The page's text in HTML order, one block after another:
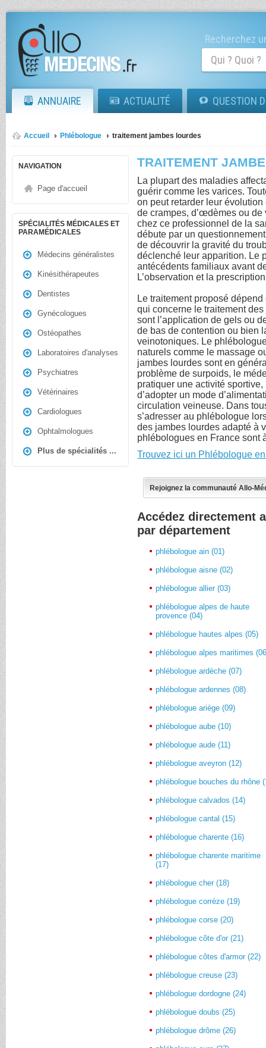
Recherchez
ANNUAIRE ACTUALITÉ QUESTION
Accueil Phlébologue traitement jambes lourdes
NAVIGATION
Page d'accueil
SPÉCIALITÉS MÉDICALES ET
PARAMÉDICALES
Médecins généralistes
Kinésithérapeutes
Dentistes
Gynécologues
Ostéopathes
Laboratoires d'analyses
Psychiatres
Vétérinaires
Cardiologues
Ophtalmologues
Plus de spécialités ...
TRAITEMENT
La plupart des maladies
guérir comme les varices.
on peut retarder leur
de crampes, d’œdèmes ou
chez ce professionnel de la
débute par un
de découvrir la gravité du
déclenché leur apparition. Le
antécédents familiaux avant
L’observation et la
Le traitement proposé
qui concerne le traitement
sont l’application de gels ou
de bas de contention ou bien
veinotoniques. Le
naturels comme le massage
jambes lourdes sont en
problème de surpoids, le
pratiquer une activité
d’adopter un mode
circulation veineuse. Dans
s’adresser au phlébologue
des jambes lourdes adapté à
phlébologues en France sont
Trouvez ici un Phlébologue
Rejoignez la communauté Allo-
Accédez directement
par département
phlébologue ain (01)
phlébologue aisne (02)
phlébologue allier (03)
phlébologue alpes de haute
provence (04)
phlébologue hautes alpes (05)
phlébologue alpes maritimes
phlébologue ardèche (07)
phlébologue ardennes (08)
phlébologue ariège (09)
phlébologue aube (10)
phlébologue aude (11)
phlébologue aveyron (12)
phlébologue bouches du rhône
phlébologue calvados (14)
phlébologue cantal (15)
phlébologue charente (16)
phlébologue charente maritime
(17)
phlébologue cher (18)
phlébologue corrèze (19)
phlébologue corse (20)
phlébologue côte d'or (21)
phlébologue côtes d'armor (22)
phlébologue creuse (23)
phlébologue dordogne (24)
phlébologue doubs (25)
phlébologue drôme (26)